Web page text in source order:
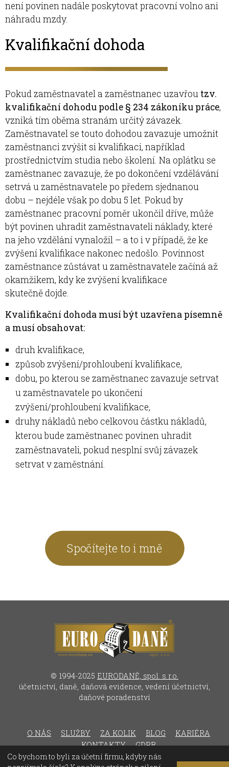
Co bychom to byli za účetní firmu, kdyby nás
není povinen nadále poskytovat pracovní volno ani
náhradu mzdy.
Kvalifikační dohoda
Pokud zaměstnavatel a zaměstnanec uzavřou tzv.
kvalifikační dohodu podle § 234 zákoníku práce,
vzniká tím oběma stranám určitý závazek.
Zaměstnavatel se touto dohodou zavazuje umožnit
zaměstnanci zvýšit si kvalifikaci, například
prostřednictvím studia nebo školení. Na oplátku se
zaměstnanec zavazuje, že po dokončení vzdělávání
setrvá u zaměstnavatele po předem sjednanou
dobu – nejdéle však po dobu 5 let. Pokud by
zaměstnanec pracovní poměr ukončil dříve, může
být povinen uhradit zaměstnavateli náklady, které
na jeho vzdělání vynaložil – a to i v případě, že ke
zvýšení kvalifikace nakonec nedošlo. Povinnost
zaměstnance zůstávat u zaměstnavatele začíná až
okamžikem, kdy ke zvýšení kvalifikace
skutečně dojde.
Kvalifikační dohoda musí být uzavřena písemně
a musí obsahovat:
druh kvalifikace,
způsob zvýšení/prohloubení kvalifikace,
dobu, po kterou se zaměstnanec zavazuje setrvat
u zaměstnavatele po ukončení
zvýšení/prohloubení kvalifikace,
druhy nákladů nebo celkovou částku nákladů,
kterou bude zaměstnanec povinen uhradit
zaměstnavateli, pokud nesplní svůj závazek
setrvat v zaměstnání.
Spočítejte to i mně
© 1994-2025 EURODANĚ, spol. s r.o.
účetnictví, daně, daňová evidence, vedení účetnictví,
daňové poradenství
O NÁS SLUŽBY ZA KOLIK BLOG
KARIÉRA
KONTAKTY
GDPR